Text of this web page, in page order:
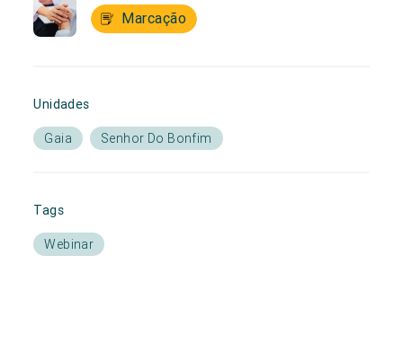
Marcação
Unidades
Gaia Senhor Do Bonfim
Tags
Webinar